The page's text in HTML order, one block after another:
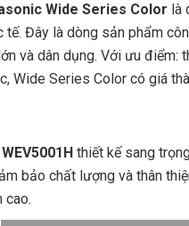
Wide Series Color là
tế. Đây là dòng sản phẩm
và dân dụng. Với ưu
Wide Series Color có giá
thiết kế sang
bảo chất lượng và thân
cao.